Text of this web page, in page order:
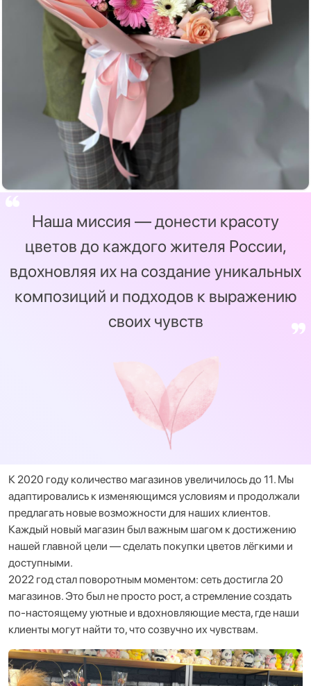
Наша миссия — донести красоту
цветов до каждого жителя России,
вдохновляя их на создание уникальных
композиций и подходов к выражению
своих чувств
К 2020 году количество магазинов увеличилось до 11. Мы
адаптировались к изменяющимся условиям и продолжали
предлагать новые возможности для наших клиентов.
Каждый новый магазин был важным шагом к достижению
нашей главной цели — сделать покупки цветов лёгкими и
доступными.
2022 год стал поворотным моментом: сеть достигла 20
магазинов. Это был не просто рост, а стремление создать
по-настоящему уютные и вдохновляющие места, где наши
клиенты могут найти то, что созвучно их чувствам.